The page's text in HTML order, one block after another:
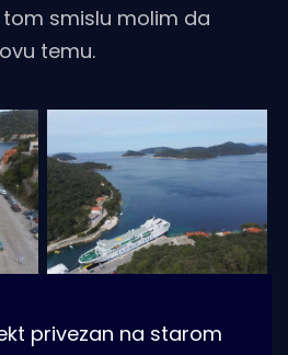
smislu molim da
temu.
privezan na starom